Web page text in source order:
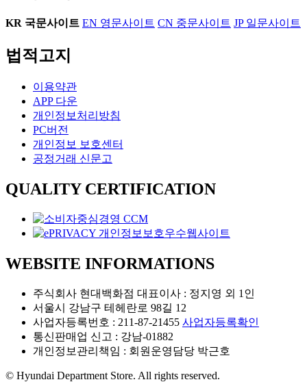
KR 국문사이트 EN 영문사이트 CN 중문사이트 JP일문사이트
법적고지
이용약관
APP 다운
개인정보처리방침
PC버전
개인정보 보호센터
공정거래 신문고
QUALITY CERTIFICATION
WEBSITE INFORMATIONS
주식회사 현대백화점 대표이사 : 정지영 외 1인
서울시 강남구 테헤란로 98길 12
사업자등록번호 : 211-87-21455 사업자등록확인
통신판매업 신고 : 강남-01882
개인정보관리책임 : 회원운영담당 박근호
© Hyundai Department Store. All rights reserved.